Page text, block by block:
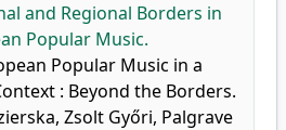
and Regional Borders in
Popular Music.
Popular Music in a
: Beyond the Borders.
Zsolt Győri, Palgrave